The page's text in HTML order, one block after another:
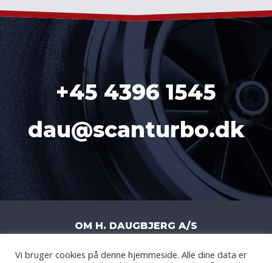
+45 4396 1545
dau@scanturbo.dk
OM H. DAUGBJERG A/S
H. DAUGBJERG A/S | LITERBUEN 11J |
Vi bruger cookies på denne hjemmeside. Alle dine data er